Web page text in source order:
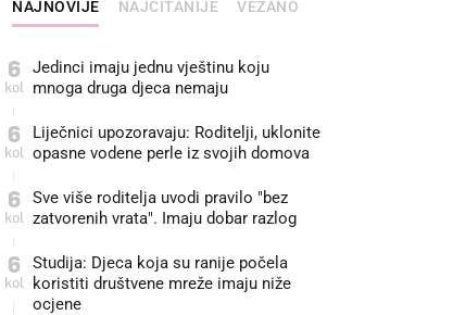
NAJNOVIJE NAJČITANIJE VEZANO
6
kol
Jedinci imaju jednu vještinu koju
mnoga druga djeca nemaju
6
kol
Liječnici upozoravaju: Roditelji, uklonite
opasne vodene perle iz svojih domova
6
kol
Sve više roditelja uvodi pravilo "bez
zatvorenih vrata". Imaju dobar razlog
6
kol
Studija: Djeca koja su ranije počela
koristiti društvene mreže imaju niže
ocjene